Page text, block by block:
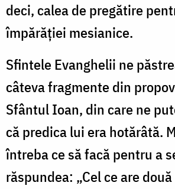
deci, calea de pregătire
împărăţiei mesianice.
Sfintele Evanghelii ne
câteva fragmente din
Sfântul Ioan, din care ne
că predica lui era hotărâtă.
întreba ce să facă pentru a
răspundea: „Cel ce are